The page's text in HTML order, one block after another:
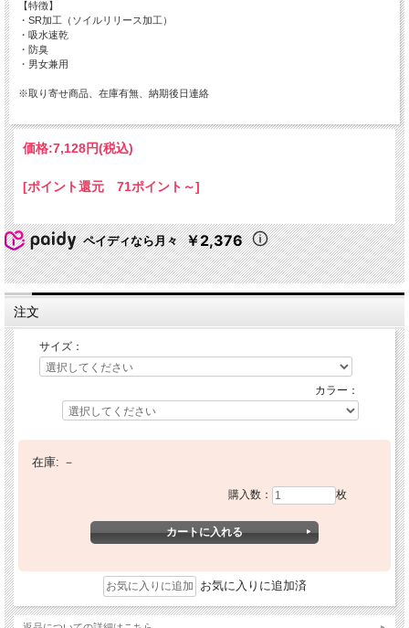
【特徴】
・SR加工（ソイルリリース加工）
・吸水速乾
・防臭
・男女兼用
※取り寄せ商品、在庫有無、納期後日連絡
価格:7,128円(税込)
[ポイント還元 71ポイント～]
ペイディなら月々 ￥2,376
注文
サイズ：
カラー：
在庫: －
購入数： 枚
お気に入りに追加済